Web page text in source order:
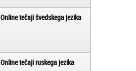
Online tečaji švedskega jezika
Online tečaji ruskega jezika